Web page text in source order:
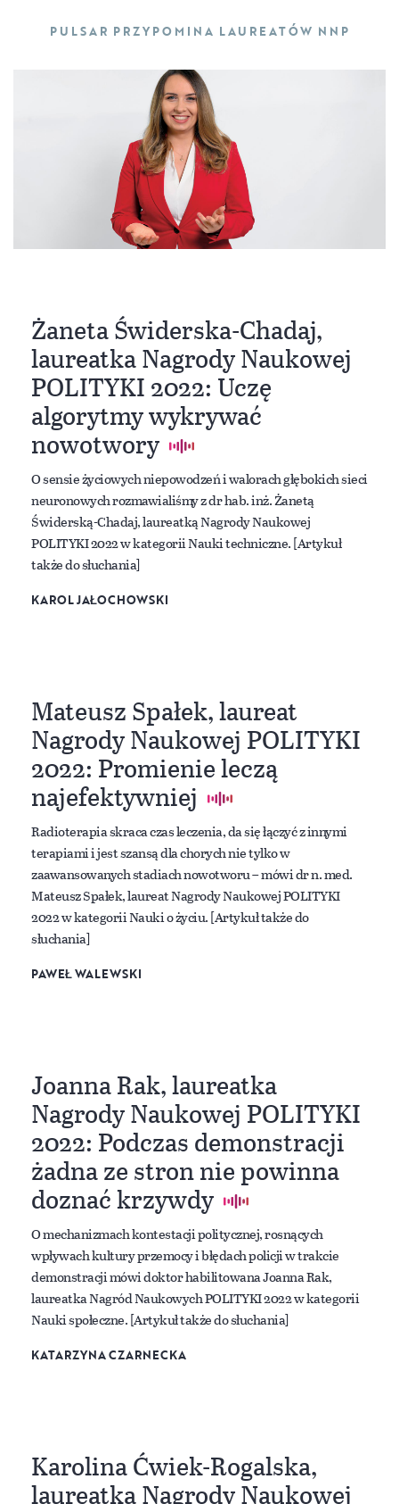
PULSAR PRZYPOMINA LAUREATÓW NNP
Żaneta Świderska-Chadaj,
laureatka Nagrody Naukowej
POLITYKI 2022: Uczę
algorytmy wykrywać
nowotwory
O sensie życiowych niepowodzeń i walorach głębokich sieci
neuronowych rozmawialiśmy z dr hab. inż. Żanetą
Świderską-Chadaj, laureatką Nagrody Naukowej
POLITYKI 2022 w kategorii Nauki techniczne. [Artykuł
także do słuchania]
KAROL JAŁOCHOWSKI
Mateusz Spałek, laureat
Nagrody Naukowej POLITYKI
2022: Promienie leczą
najefektywniej
Radioterapia skraca czas leczenia, da się łączyć z innymi
terapiami i jest szansą dla chorych nie tylko w
zaawansowanych stadiach nowotworu – mówi dr n. med.
Mateusz Spałek, laureat Nagrody Naukowej POLITYKI
2022 w kategorii Nauki o życiu. [Artykuł także do
słuchania]
PAWEŁ WALEWSKI
Joanna Rak, laureatka
Nagrody Naukowej POLITYKI
2022: Podczas demonstracji
żadna ze stron nie powinna
doznać krzywdy
O mechanizmach kontestacji politycznej, rosnących
wpływach kultury przemocy i błędach policji w trakcie
demonstracji mówi doktor habilitowana Joanna Rak,
laureatka Nagród Naukowych POLITYKI 2022 w kategorii
Nauki społeczne. [Artykuł także do słuchania]
KATARZYNA CZARNECKA
Karolina Ćwiek-Rogalska,
laureatka Nagrody Naukowej